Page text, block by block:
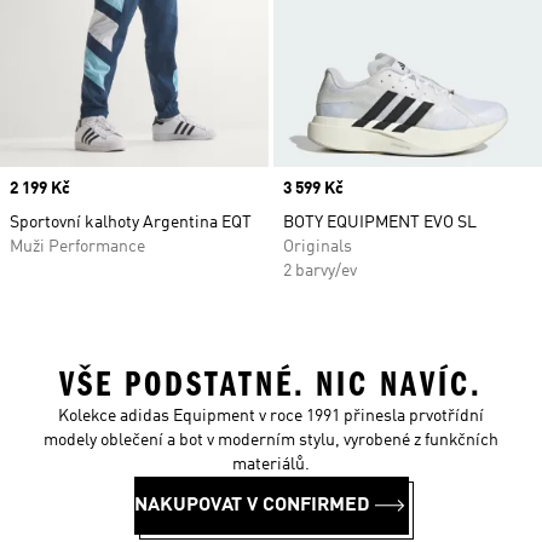
Price
2 199 Kč
Sportovní kalhoty Argentina EQT
Muži Performance
Price
3 599 Kč
BOTY EQUIPMENT EVO SL
Originals
2 barvy/ev
VŠE PODSTATNÉ. NIC NAVÍC.
Kolekce adidas Equipment v roce 1991 přinesla prvotřídní
modely oblečení a bot v moderním stylu, vyrobené z funkčních
materiálů.
NAKUPOVAT V CONFIRMED